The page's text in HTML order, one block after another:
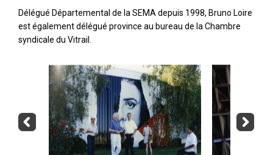
Délégué Départemental de la SEMA depuis 1998, Bruno Loire
est également délégué province au bureau de la Chambre
syndicale du Vitrail.